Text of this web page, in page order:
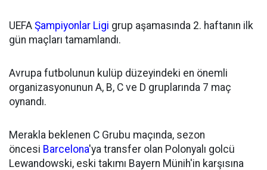
UEFA Şampiyonlar Ligi grup aşamasında 2. haftanın ilk
gün maçları tamamlandı.
Avrupa futbolunun kulüp düzeyindeki en önemli
organizasyonunun A, B, C ve D gruplarında 7 maç
oynandı.
Merakla beklenen C Grubu maçında, sezon
öncesi Barcelona'ya transfer olan Polonyalı golcü
Lewandowski, eski takımı Bayern Münih'in karşısına